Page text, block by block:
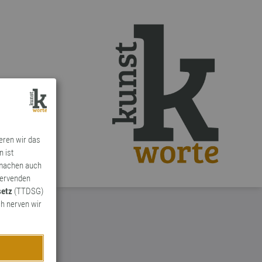
wir das
ist
auch
(TTDSG)
nerven wir